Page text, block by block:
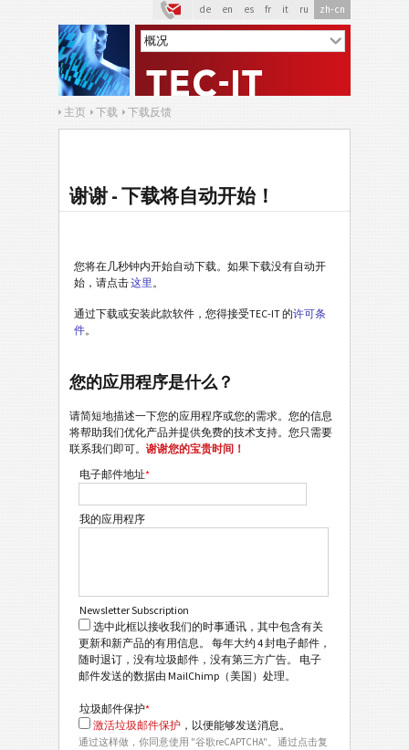
de en es fr it ru zh-cn
主页 下载 下载反馈
谢谢 - 下载将自动开始！
您将在几秒钟内开始自动下载。如果下载没有自动开
始，请点击这里。
通过下载或安装此款软件，您得接受TEC-IT 的许可条
件。
您的应用程序是什么？
请简短地描述一下您的应用程序或您的需求。您的信息
将帮助我们优化产品并提供免费的技术支持。您只需要
联系我们即可。 谢谢您的宝贵时间！
电子邮件地址*
我的应用程序
Newsletter Subscription
选中此框以接收我们的时事通讯，其中包含有关
更新和新产品的有用信息。 每年大约 4 封电子邮件，
随时退订，没有垃圾邮件，没有第三方广告。 电子
邮件发送的数据由 MailChimp（美国）处理。
垃圾邮件保护*
激活垃圾邮件保护 ，以便能够发送消息。
通过这样做，你同意使用 "谷歌reCAPTCHA"。通过点击复